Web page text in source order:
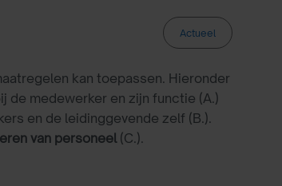
Actueel
kan toepassen. Hieronder
de medewerker en zijn functie (A.)
en de leidinggevende zelf (B.).
van personeel (C.).